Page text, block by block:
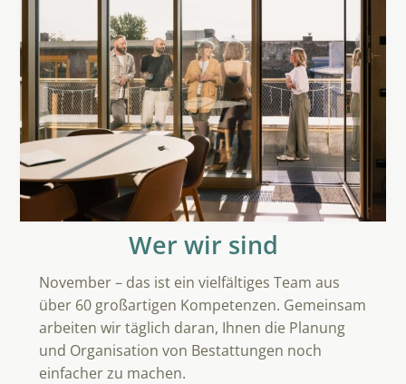
Wer wir sind
November – das ist ein vielfältiges Team aus
über 60 großartigen Kompetenzen. Gemeinsam
arbeiten wir täglich daran, Ihnen die Planung
und Organisation von Bestattungen noch
einfacher zu machen.